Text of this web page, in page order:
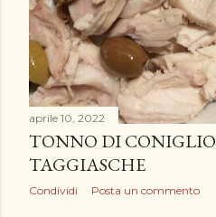
aprile 10, 2022
TONNO DI
TAGGIASCHE
Condividi Posta un commento